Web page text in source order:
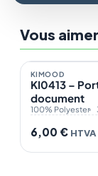
Vous
En stock
KIMOOD
KI0413 –
document
100% Polyester
6,00 € HTVA